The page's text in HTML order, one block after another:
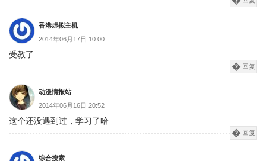
香港虚拟主机
2014年06月17日 10:00
受教了
回复
动漫情报站
2014年06月16日 20:52
这个还没遇到过，学习了哈
回复
综合搜索